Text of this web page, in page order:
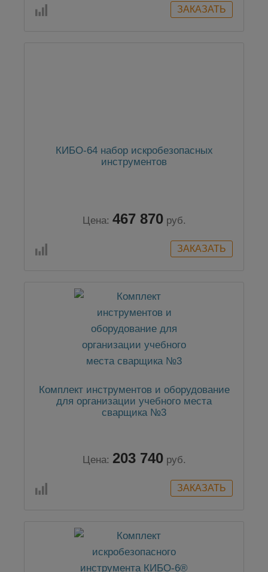
КИБО-64 набор искробезопасных
инструментов
Цена: 467 870 руб.
Комплект инструментов и оборудование
для организации учебного места
сварщика №3
Цена: 203 740 руб.